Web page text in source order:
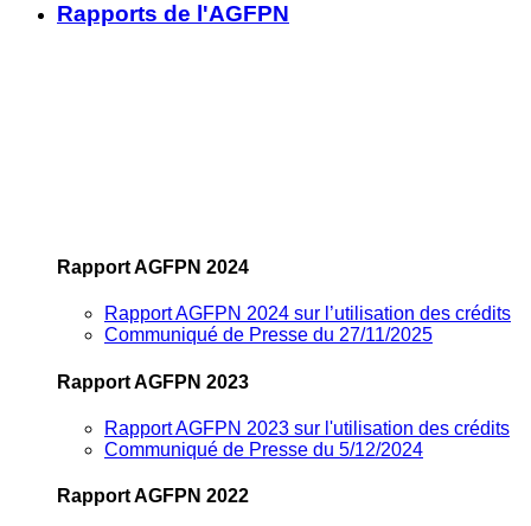
Rapports de l'AGFPN
Rapport AGFPN 2024
Rapport AGFPN 2024 sur l’utilisation des crédits
Communiqué de Presse du 27/11/2025
Rapport AGFPN 2023
Rapport AGFPN 2023 sur l'utilisation des crédits
Communiqué de Presse du 5/12/2024
Rapport AGFPN 2022